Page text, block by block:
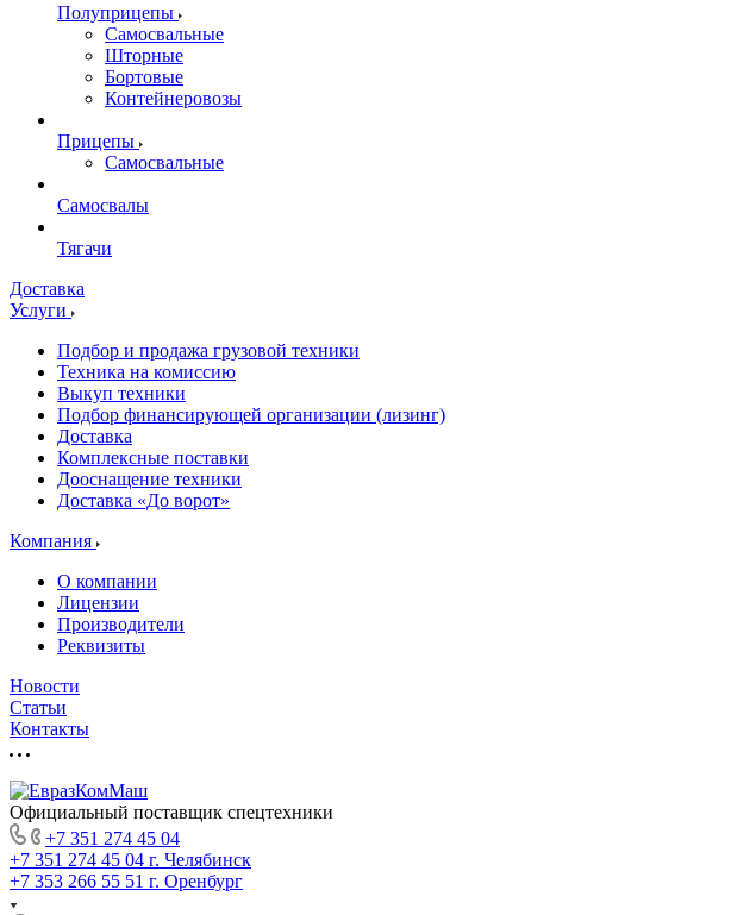
Полуприцепы
Самосвальные
Шторные
Бортовые
Контейнеровозы
Прицепы
Самосвальные
Самосвалы
Тягачи
Доставка
Услуги
Подбор и продажа грузовой техники
Техника на комиссию
Выкуп техники
Подбор финансирующей организации (лизинг)
Доставка
Комплексные поставки
Дооснащение техники
Доставка «До ворот»
Компания
О компании
Лицензии
Производители
Реквизиты
Новости
Статьи
Контакты
Официальный поставщик спецтехники
+7 351 274 45 04
+7 351 274 45 04 г. Челябинск
+7 353 266 55 51 г. Оренбург